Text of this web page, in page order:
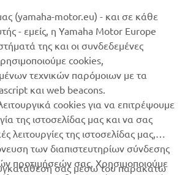
ΔΕΛΤΙΟ
μάθετε για τις τελευταίες προσφορές, τις
νέες κυκλοφορίες και πολλά άλλα
ΕΓΓΡΑΦΉ
Απορρήτου μας για να μάθετε πώς
προσωπικά σας δεδομένα:Πολιτική
(yamaha-motor.eu) - και σε κάθε
- εμείς, η Yamaha Motor Europe
της και οι συνδεδεμένες
cookies,
τεχνικών παρόμοιων με τα
και web beacons.
cookies για να επιτρέψουμε
της ιστοσελίδας μας και να σας
λειτουργίες της ιστοσελίδας μας,
των διαπιστευτηρίων σύνδεσης
προτιμήσεών σας. Χρησιμοποιούμε
σας μέσω του παρακάτω